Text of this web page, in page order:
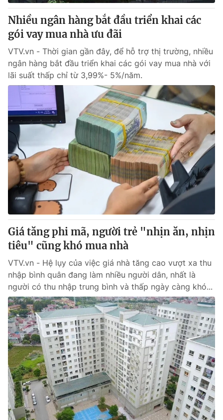
Nhiều ngân hàng bắt đầu triển khai các
gói vay mua nhà ưu đãi
VTV.vn - Thời gian gần đây, để hỗ trợ thị trường, nhiều
ngân hàng bắt đầu triển khai các gói vay mua nhà với
lãi suất thấp chỉ từ 3,99%- 5%/năm.
Giá tăng phi mã, người trẻ "nhịn ăn, nhịn
tiêu" cũng khó mua nhà
VTV.vn - Hệ lụy của việc giá nhà tăng cao vượt xa thu
nhập bình quân đang làm nhiều người dân, nhất là
người có thu nhập trung bình và thấp ngày càng khó...